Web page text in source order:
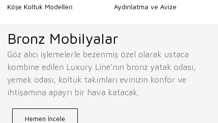
Köşe Koltuk Modelleri Aydınlatma ve Avize
Bronz Mobilyalar
Göz alıcı işlemelerle bezenmiş özel olarak ustaca
kombine edilen Luxury Line'nın bronz yatak odası,
yemek odası, koltuk takımları evinizin konfor ve
ihtişamına apayrı bir hava katacak.
Hemen İncele